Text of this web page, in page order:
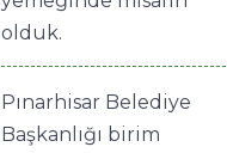
olduk.
Pınarhisar Belediye
Başkanlığı birim